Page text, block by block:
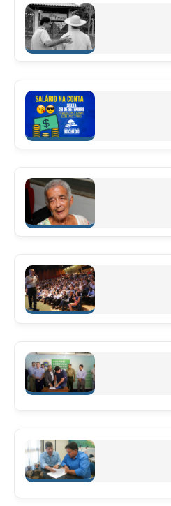
Particular
Leia mais
antes do dia útil.
Leia mais
anos, dona “Maria Sem Troco”.
Leia mais
Leia mais
Leia mais